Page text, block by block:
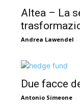
Altea – La
Andrea Lawendel -
Due facce
Antonio Simeone -